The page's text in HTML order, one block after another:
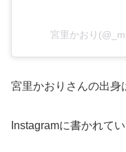
宮里かおり
宮里かおりさんの出身
Instagramに書かれて